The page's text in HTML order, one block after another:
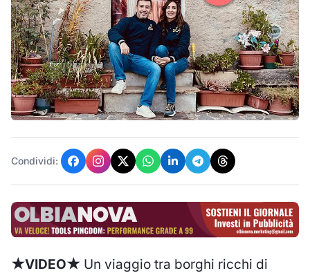
Condividi:
★VIDEO★ Un viaggio tra borghi ricchi di